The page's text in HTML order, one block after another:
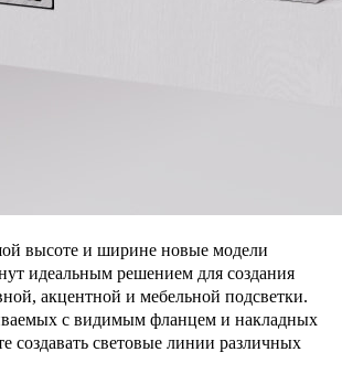
высоте и ширине новые модели
идеальным решением для создания
акцентной и мебельной подсветки.
с видимым фланцем и накладных
создавать световые линии различных